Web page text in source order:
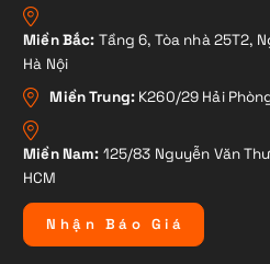
Miền Bắc: Tầng 6, Tòa nhà 25T2,
Hà Nội
Miền Trung: K260/29 Hải
Miền Nam: 125/83 Nguyễn Văn
HCM
N hậ n B á o G i á